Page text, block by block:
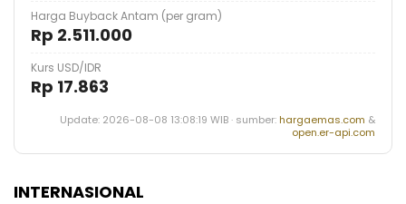
Harga Buyback Antam (per gram)
Rp 2.511.000
Kurs USD/IDR
Rp 17.863
Update: 2026-08-08 13:08:19 WIB · sumber: hargaemas.com &
open.er-api.com
INTERNASIONAL